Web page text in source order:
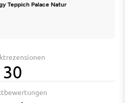
Teppich Palace Natur
30